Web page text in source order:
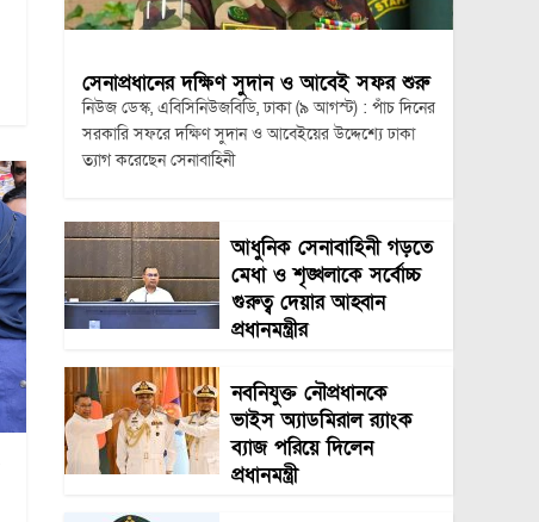
সেনাপ্রধানের দক্ষিণ সুদান ও আবেই সফর শুরু
নিউজ ডেস্ক, এবিসিনিউজবিডি, ঢাকা (৯ আগস্ট) : পাঁচ দিনের
সরকারি সফরে দক্ষিণ সুদান ও আবেইয়ের উদ্দেশ্যে ঢাকা
ত্যাগ করেছেন সেনাবাহিনী
আধুনিক সেনাবাহিনী গড়তে
মেধা ও শৃঙ্খলাকে সর্বোচ্চ
গুরুত্ব দেয়ার আহ্বান
প্রধানমন্ত্রীর
নবনিযুক্ত নৌপ্রধানকে
ভাইস অ্যাডমিরাল র‍্যাংক
ব্যাজ পরিয়ে দিলেন
প্রধানমন্ত্রী